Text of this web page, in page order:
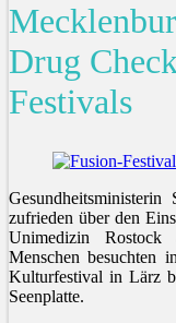
Drug
Festivals
zufrieden über den
Unimedizin
Menschen besuchten
Kulturfestival in Lärz
Seenplatte.